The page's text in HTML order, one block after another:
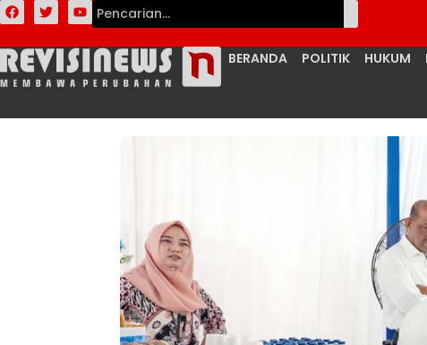
BERANDA POLITIK HUKUM